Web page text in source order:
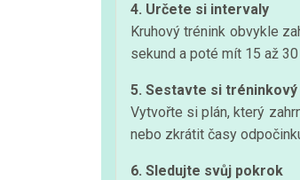
4. Určete si intervaly
Kruhový trénink obvykle
sekund a poté mít 15 až
5. Sestavte si
Vytvořte si plán, který
nebo zkrátit časy
6. Sledujte svůj pokrok